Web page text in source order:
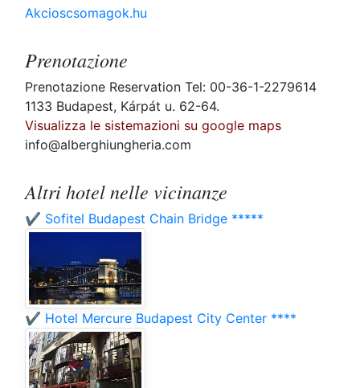
Akcioscsomagok.hu
Prenotazione
Prenotazione Reservation Tel: 00-36-1-2279614
1133 Budapest, Kárpát u. 62-64.
Visualizza le sistemazioni su google maps
info@alberghiungheria.com
Altri hotel nelle vicinanze
✔️ Sofitel Budapest Chain Bridge *****
✔️ Hotel Mercure Budapest City Center ****